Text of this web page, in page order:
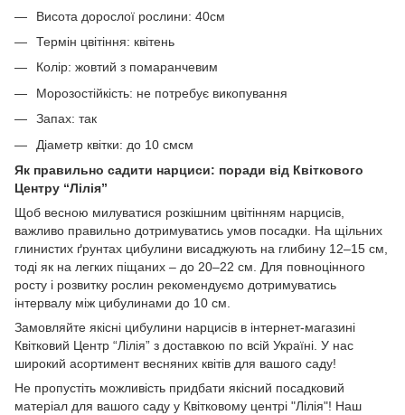
Висота дорослої рослини: 40см
Термін цвітіння: квітень
Колір: жовтий з помаранчевим
Морозостійкість: не потребує викопування
Запах: так
Діаметр квітки: до 10 смсм
Як правильно садити нарциси: поради від Квіткового
Центру “Лілія”
Щоб весною милуватися розкішним цвітінням нарцисів,
важливо правильно дотримуватись умов посадки. На щільних
глинистих ґрунтах цибулини висаджують на глибину 12–15 см,
тоді як на легких піщаних – до 20–22 см. Для повноцінного
росту і розвитку рослин рекомендуємо дотримуватись
інтервалу між цибулинами до 10 см.
Замовляйте якісні цибулини нарцисів в інтернет-магазині
Квітковий Центр “Лілія” з доставкою по всій Україні. У нас
широкий асортимент весняних квітів для вашого саду!
Не пропустіть можливість придбати якісний посадковий
матеріал для вашого саду у Квітковому центрі "Лілія"! Наш